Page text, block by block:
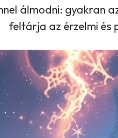
álmodni: gyakran
feltárja az érzelmi és